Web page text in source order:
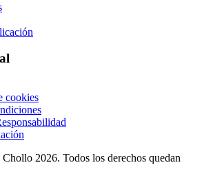
cookies
Chollo 2026. Todos los derechos quedan